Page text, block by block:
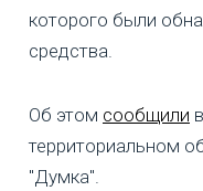
которого были
средства.
Об этом сообщили
территориальном
"Думка".